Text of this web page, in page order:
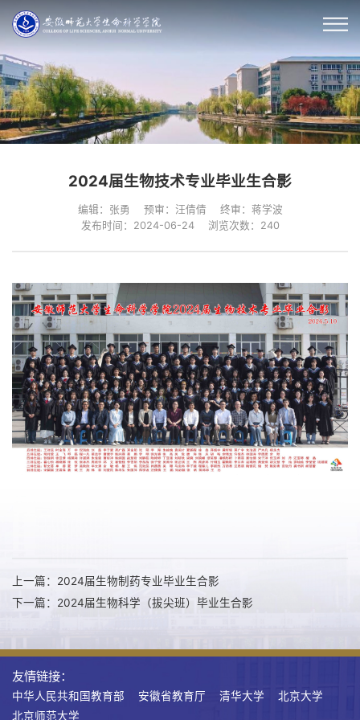
2024届生物技术专业毕业生合影
编辑：张勇 预审：汪倩倩
终审：蒋学波
发布时间：2024-06-24
浏览次数： 240
上一篇：2024届生物制药专业毕业生合影
下一篇：2024届生物科学（拔尖班）毕业生合影
友情链接：
中华人民共和国教育部 安徽省教育厅 清华大学
北京大学
北京师范大学